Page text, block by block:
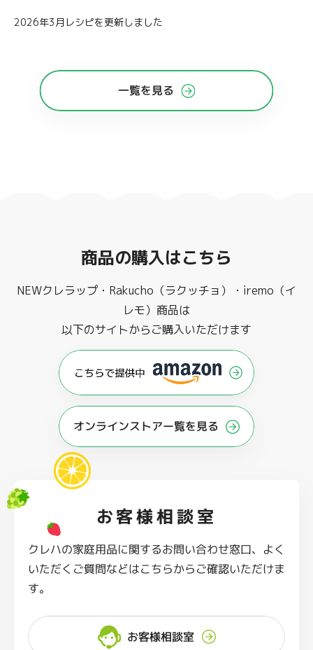
2026年3月レシピを更新しました
一覧を見る
商品の購入はこちら
NEWクレラップ・Rakucho（ラクッチョ）・iremo（イ
レモ）商品は
以下のサイトからご購入いただけます
オンラインストアー覧を見る
お客様相談室
クレハの家庭用品に関するお問い合わせ窓口、よく
いただくご質問などはこちらからご確認いただけま
す。
お客様相談室